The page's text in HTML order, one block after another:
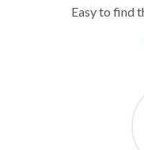
Easy to find